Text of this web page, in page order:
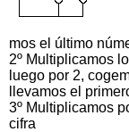
mos el último
2º Multiplicamos
luego por 2,
llevamos el
3º Multiplicamos
cifra